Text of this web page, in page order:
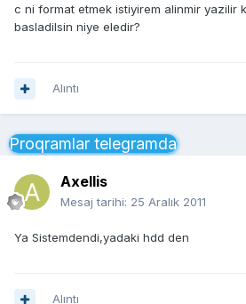
c ni format etmek istiyirem alinmir yazilir
basladilsin niye eledir?
Alıntı
Proqramlar telegramda
Axellis
Mesaj tarihi: 25 Aralık 2011
Ya Sistemdendi,yadaki hdd den
Alıntı